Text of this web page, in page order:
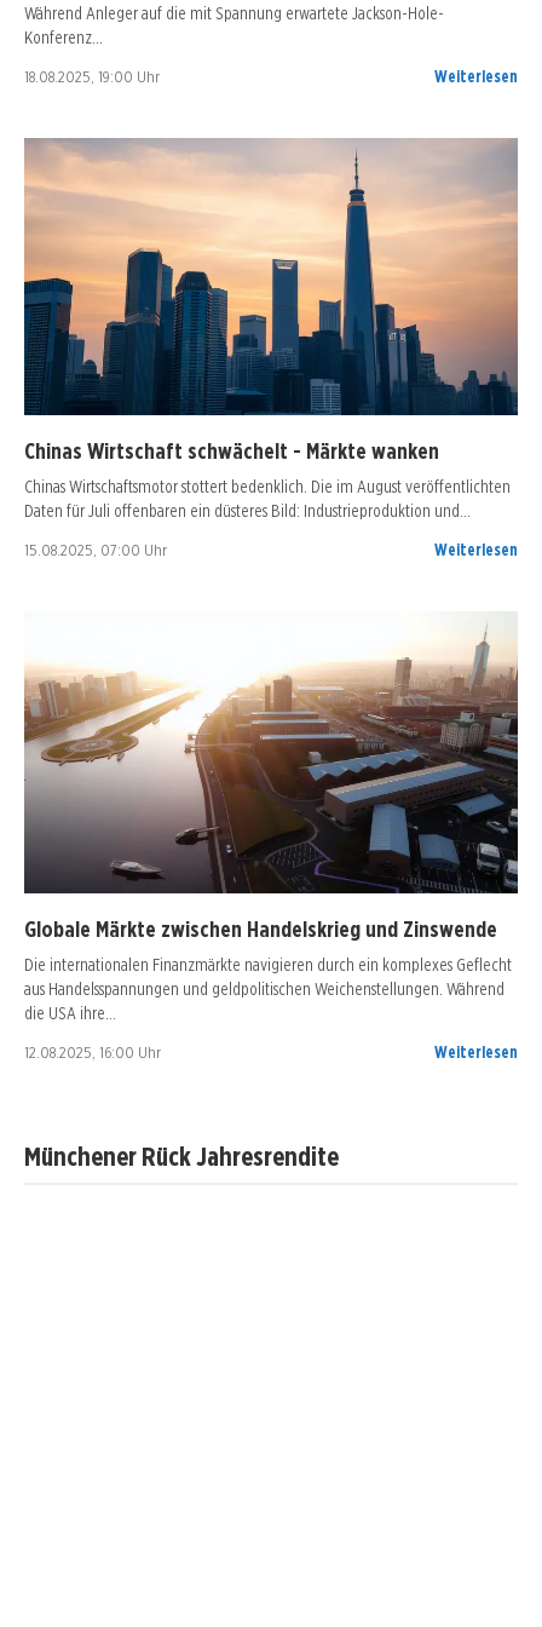
Während Anleger auf die mit Spannung erwartete Jackson-Hole-
Konferenz…
18.08.2025, 19:00 Uhr Weiterlesen
Chinas Wirtschaft schwächelt - Märkte wanken
Chinas Wirtschaftsmotor stottert bedenklich. Die im August veröffentlichten
Daten für Juli offenbaren ein düsteres Bild: Industrieproduktion und…
15.08.2025, 07:00 Uhr Weiterlesen
Globale Märkte zwischen Handelskrieg und Zinswende
Die internationalen Finanzmärkte navigieren durch ein komplexes Geflecht
aus Handelsspannungen und geldpolitischen Weichenstellungen. Während
die USA ihre…
12.08.2025, 16:00 Uhr Weiterlesen
Münchener Rück Jahresrendite